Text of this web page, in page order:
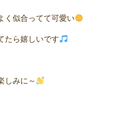
く似合ってて可愛い
たら嬉しいです
しみに～